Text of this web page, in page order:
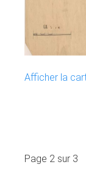
Afficher la
Page 2 sur 3